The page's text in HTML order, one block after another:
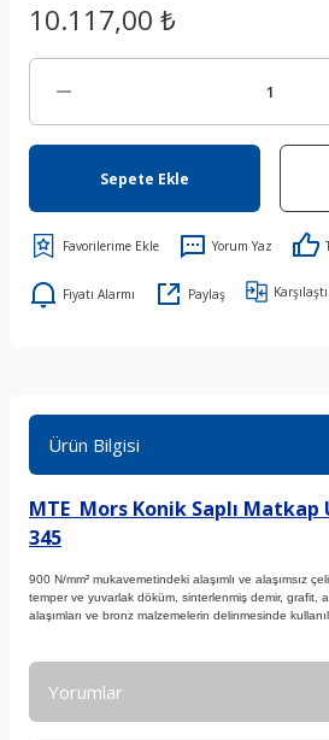
10.117,00 ₺
Sepete Ekle
Yorum Yaz
Fiyatı Alarmı Paylaş
Ürün Bilgisi
MTE Mors Konik Saplı Matkap
345
900 N/mm² mukavemetindeki alaşımlı ve alaşımsız
temper ve yuvarlak döküm, sinterlenmiş demir, grafit,
alaşımları ve bronz malzemelerin delinmesinde
Yorumlar